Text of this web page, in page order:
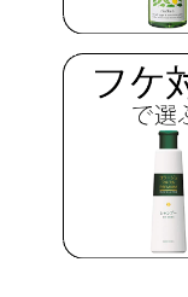
名前、メールア
評価 必須
本文